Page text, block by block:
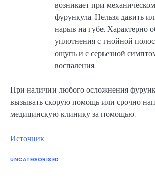
возникает при
фурункула. Нельзя давить
нарыв на губе. Характерно
уплотнения с гнойной
ощупь и с серьезной
воспаления.
При наличии любого осложнения
вызывать скорую помощь или срочно
медицинскую клинику за помощью.
Источник
UNCATEGORISED